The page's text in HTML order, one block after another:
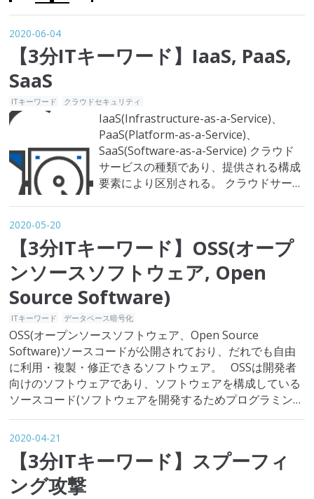
ドコンピューティングという概念につい
2020-06-04
【3分ITキーワード】IaaS, PaaS,
SaaS
ITキーワード クラウドセキュリティ
IaaS(Infrastructure-as-a-Service)、
PaaS(Platform-as-a-Service)、
SaaS(Software-as-a-Service) クラウド
サービスの種類であり、提供される構成
要素により区別される。 クラウドサービ
2020-05-20
【3分ITキーワード】OSS(オープ
ンソースソフトウェア, Open
Source Software)
ITキーワード データベース暗号化
OSS(オープンソースソフトウェア、Open Source
Software)ソースコードが公開されており、だれでも自由
に利用・複製・修正できるソフトウェア。 OSSは開発者
向けのソフトウェアであり、ソフトウェアを構成している
ソースコード(ソフトウェアを開発するためプログラミング
言語で書かれた内容)が公開されているという特徴を持ちま
す。分かりやすく説明すると、シェフが自ら開発した新メ
ニューのレ…
2020-04-21
【3分ITキーワード】スプーフィ
ング攻撃